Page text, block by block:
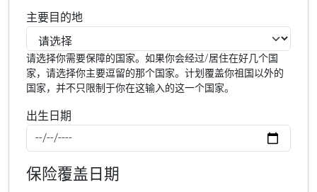
主要目的地
请选择你需要保障的国家。如果你会经过/居住在好几个国
家，请选择你主要逗留的那个国家。计划覆盖你祖国以外的
国家，并不只限制于你在这输入的这一个国家。
出生日期
保险覆盖日期